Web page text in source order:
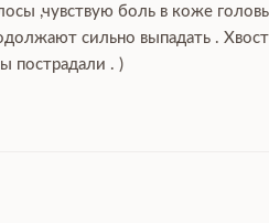
,чувствую боль в коже
сильно выпадать .
пострадали . )